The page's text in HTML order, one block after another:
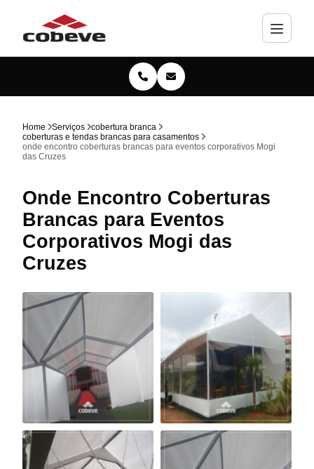
Home Serviços
cobertura branca
coberturas e tendas brancas para casamentos
onde encontro coberturas brancas para eventos corporativos Mogi
das Cruzes
Onde Encontro Coberturas
Brancas para Eventos
Corporativos Mogi das
Cruzes